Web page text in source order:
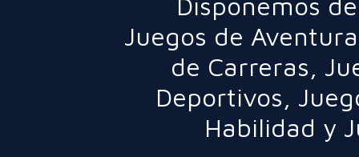
Juegos de Aventura
de Carreras,
Deportivos,
Habilidad y